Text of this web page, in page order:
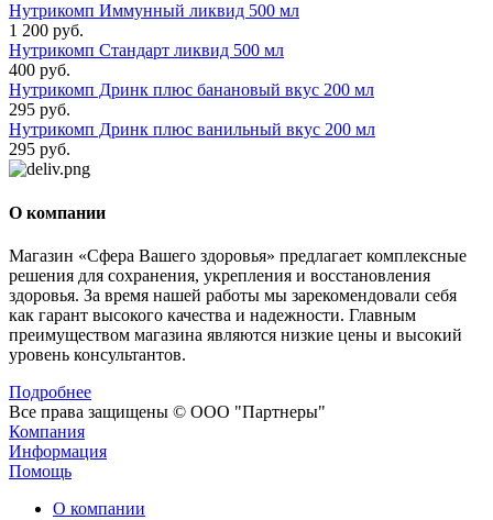
Нутрикомп Иммунный ликвид 500 мл
1 200 руб.
Нутрикомп Стандарт ликвид 500 мл
400 руб.
Нутрикомп Дринк плюс банановый вкус 200 мл
295 руб.
Нутрикомп Дринк плюс ванильный вкус 200 мл
295 руб.
О компании
Магазин «Сфера Вашего здоровья» предлагает комплексные
решения для сохранения, укрепления и восстановления
здоровья. За время нашей работы мы зарекомендовали себя
как гарант высокого качества и надежности. Главным
преимуществом магазина являются низкие цены и высокий
уровень консультантов.
Подробнее
Все права защищены © ООО "Партнеры"
Компания
Информация
Помощь
О компании